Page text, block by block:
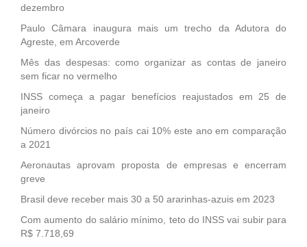
dezembro
Paulo Câmara inaugura mais um trecho da Adutora do
Agreste, em Arcoverde
Mês das despesas: como organizar as contas de janeiro
sem ficar no vermelho
INSS começa a pagar benefícios reajustados em 25 de
janeiro
Número divórcios no país cai 10% este ano em comparação
a 2021
Aeronautas aprovam proposta de empresas e encerram
greve
Brasil deve receber mais 30 a 50 ararinhas-azuis em 2023
Com aumento do salário mínimo, teto do INSS vai subir para
R$ 7.718,69